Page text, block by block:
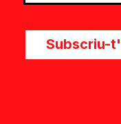
Subscriu-